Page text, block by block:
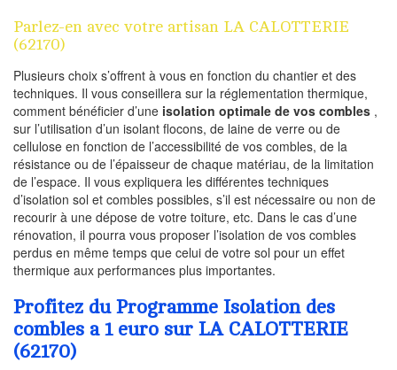
Parlez-en avec votre artisan LA CALOTTERIE
(62170)
Plusieurs choix s’offrent à vous en fonction du chantier et des
techniques. Il vous conseillera sur la réglementation thermique,
comment bénéficier d’une isolation optimale de vos combles ,
sur l’utilisation d’un isolant flocons, de laine de verre ou de
cellulose en fonction de l’accessibilité de vos combles, de la
résistance ou de l’épaisseur de chaque matériau, de la limitation
de l’espace. Il vous expliquera les différentes techniques
d’isolation sol et combles possibles, s’il est nécessaire ou non de
recourir à une dépose de votre toiture, etc. Dans le cas d’une
rénovation, il pourra vous proposer l’isolation de vos combles
perdus en même temps que celui de votre sol pour un effet
thermique aux performances plus importantes.
Profitez du Programme Isolation des
combles a 1 euro sur LA CALOTTERIE
(62170)